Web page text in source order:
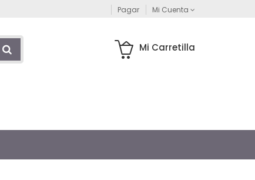
Pagar Mi Cuenta
Mi Carretilla